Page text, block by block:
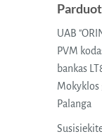
UAB
PVM
bankas
Mokyklos
Palanga